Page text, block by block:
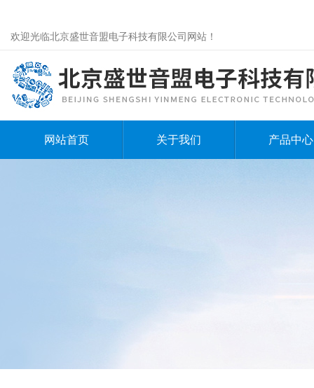
欢迎光临北京盛世音盟电子科技有限公司网站！
网站首页 关于我们 产品中心